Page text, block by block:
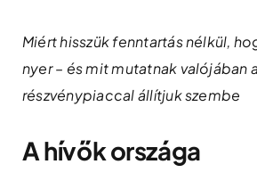
Miért hisszük fenntartás nélkül,
nyer – és mit mutatnak valójában
részvénypiaccal állítjuk szembe
A hívők országa